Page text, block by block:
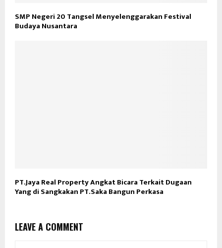
SMP Negeri 20 Tangsel Menyelenggarakan Festival
Budaya Nusantara
PT.Jaya Real Property Angkat Bicara Terkait Dugaan
Yang di Sangkakan PT.Saka Bangun Perkasa
LEAVE A COMMENT